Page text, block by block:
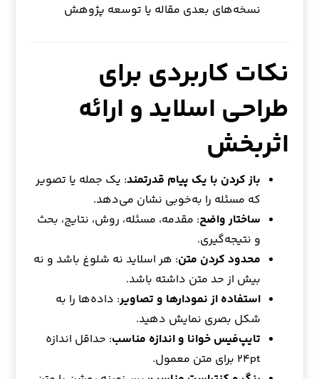
نسخه‌های بعدی مقاله یا توسعه پژوهش
نکات کاربردی برای
طراحی اسلاید و ارائه
اثربخش
باز کردن با یک پیام قدرتمند: یک جمله یا تصویر
که مسئله را به‌خوبی نشان می‌دهد.
ساختار واضح: مقدمه، مسئله، روش، نتایج، بحث
و نتیجه‌گیری.
محدود کردن متن: هر اسلاید نه شلوغ باشد و نه
بیش از حد متن داشته باشد.
استفاده از نمودارها و تصاویر: داده‌ها را به
شکل بصری نمایش دهید.
تایپ‌فیس خوانا و اندازه مناسب: حداقل اندازه
۲۴pt برای متن معمول.